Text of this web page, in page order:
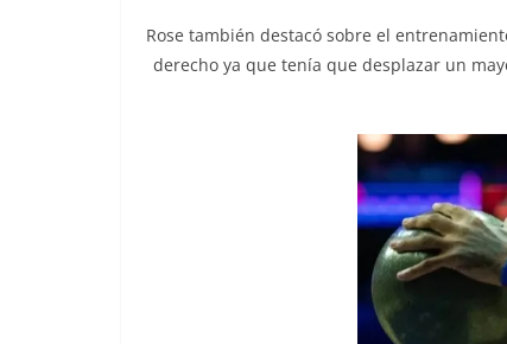
Rose también destacó sobre el
derecho ya que tenía que desplazar un